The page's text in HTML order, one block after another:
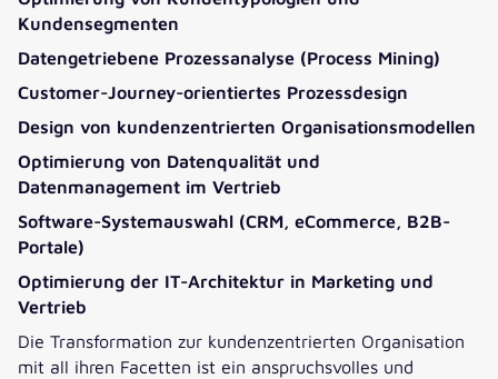
Kundensegmenten
Datengetriebene Prozessanalyse (Process Mining)
Customer-Journey-orientiertes Prozessdesign
Design von kundenzentrierten Organisationsmodellen
Optimierung von Datenqualität und
Datenmanagement im Vertrieb
Software-Systemauswahl (CRM, eCommerce, B2B-
Portale)
Optimierung der IT-Architektur in Marketing und
Vertrieb
Die Transformation zur kundenzentrierten Organisation
mit all ihren Facetten ist ein anspruchsvolles und